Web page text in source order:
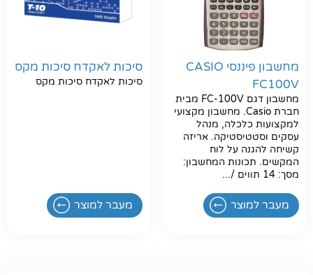
מחשבון פיננסי CASIO
FC100V
מחשבון דגם FC-100V מבית
חברת Casio. מחשבון מקצועי
למקצועות כלכלה, מנהל
עסקים וסטטיסטיקה. אריזה
קשיחה להגנה על לוח
המקשים. תכונות המחשבון:
מסך: 14 תווים /...
מעבר למוצר
סיכות לאקדח סיכות מקס
סיכות לאקדח סיכות מקס
מעבר למוצר